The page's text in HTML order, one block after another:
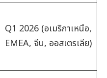
Q1 2026 (อเมริกาเหนือ,
EMEA, จีน, ออสเตรเลีย)